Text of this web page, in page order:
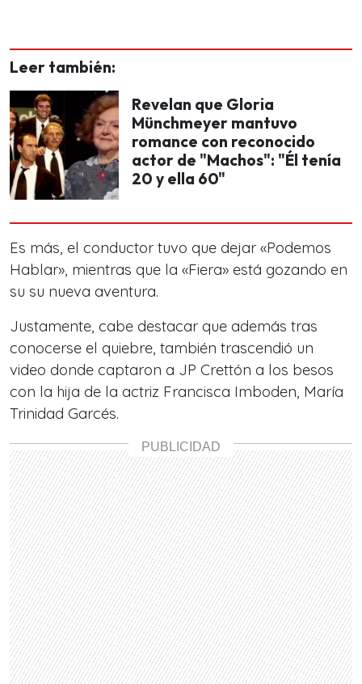
Leer también:
Revelan que Gloria
Münchmeyer mantuvo
romance con reconocido
actor de "Machos": "Él tenía
20 y ella 60"
Es más, el conductor tuvo que dejar «Podemos
Hablar», mientras que la «Fiera» está gozando en
su su nueva aventura.
Justamente, cabe destacar que además tras
conocerse el quiebre, también trascendió un
video donde captaron a JP Crettón a los besos
con la hija de la actriz Francisca Imboden, María
Trinidad Garcés.